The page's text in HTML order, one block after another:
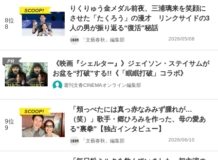
8位
8
SCOOP!
りくりゅう金メダル前夜、三浦璃来を笑顔に
させた「たくろう」の漫才 リンクサイドの3
人の男が振り返る“復活”秘話
「文藝春秋」編集部 2026/05/08
PR
《映画『シェルター』》ジェイソン・ステイサムが
お盆を“打破”する!!《「眠眠打破」コラボ》
週刊文春CINEMAオンライン編集部
9位
9
SCOOP!
「頬っぺたには真っ赤なみみず腫れが…
（笑）」歌手・郷ひろみを作った、母の愛あ
る“裏拳”【独占インタビュー】
「文藝春秋」編集部 2026/06/10